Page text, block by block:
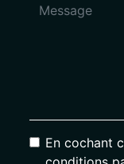
En cochant